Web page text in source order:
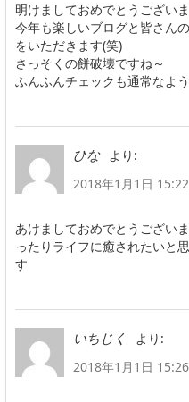
明けましておめでとうございま
今年も楽しいブログと皆さん
をいただきます(笑)
さっそくの餅破壊ですね～
ふんふんチェックも通常なよ
ひな
より:
2018年1月1日 15:22
あけましておめでとうござい
ったりライフに癒されたいと
す
いちじく
より:
2018年1月1日 15:26